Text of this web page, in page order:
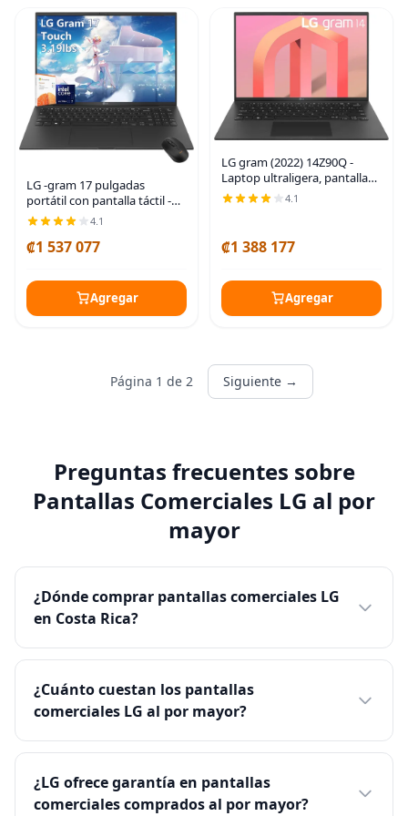
LG -gram 17 pulgadas
portátil con pantalla táctil -
Intel Ultra 7 Beat Ryzen 7
7735U - 32GB RAM -1TB PCIe
SSD -Windows 11 Pro -
4.1
₡1 537 077
Agregar
LG gram (2022) 14Z90Q -
Laptop ultraligera, pantalla
IPS de 14 pulgadas (1920 x
1200), procesador Intel Evo
GB LPDDR5,
4.1
₡1 388 177
Agregar
Página 1 de 2 Siguiente →
Preguntas frecuentes sobre
Pantallas Comerciales LG al por
mayor
¿Dónde comprar pantallas comerciales LG
en Costa Rica?
¿Cuánto cuestan los pantallas
comerciales LG al por mayor?
¿LG ofrece garantía en pantallas
comerciales comprados al por mayor?